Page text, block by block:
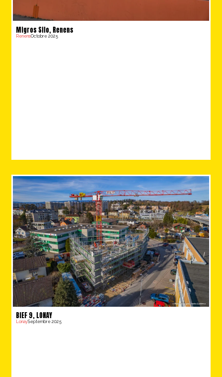
Migros Silo, Renens
RenensOctobre 2025
BIEF 9, LONAY
LonaySeptembre 2025